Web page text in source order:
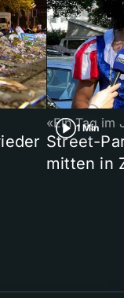
1 Min
«Ein Tag im
Street-
mitten in